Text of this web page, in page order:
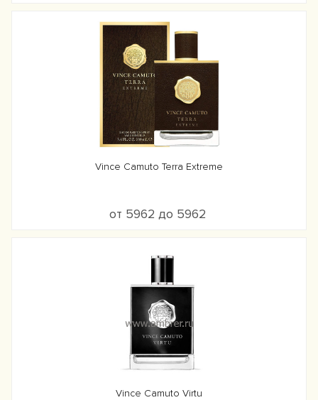
Vince Camuto Terra Extreme
от 5962 до 5962
Vince Camuto Virtu